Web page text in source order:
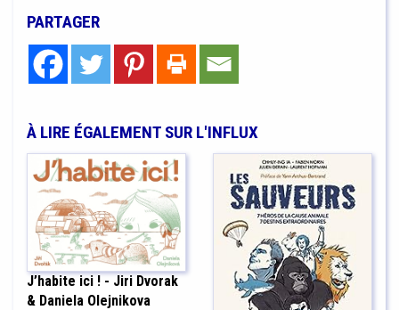
PARTAGER
À LIRE ÉGALEMENT SUR L'INFLUX
J’habite ici ! - Jiri Dvorak
& Daniela Olejnikova